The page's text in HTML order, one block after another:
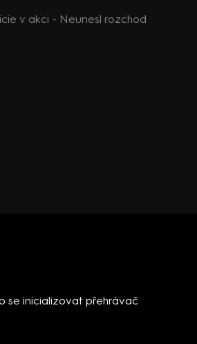
v akci - Neunesl rozchod
se inicializovat přehrávač